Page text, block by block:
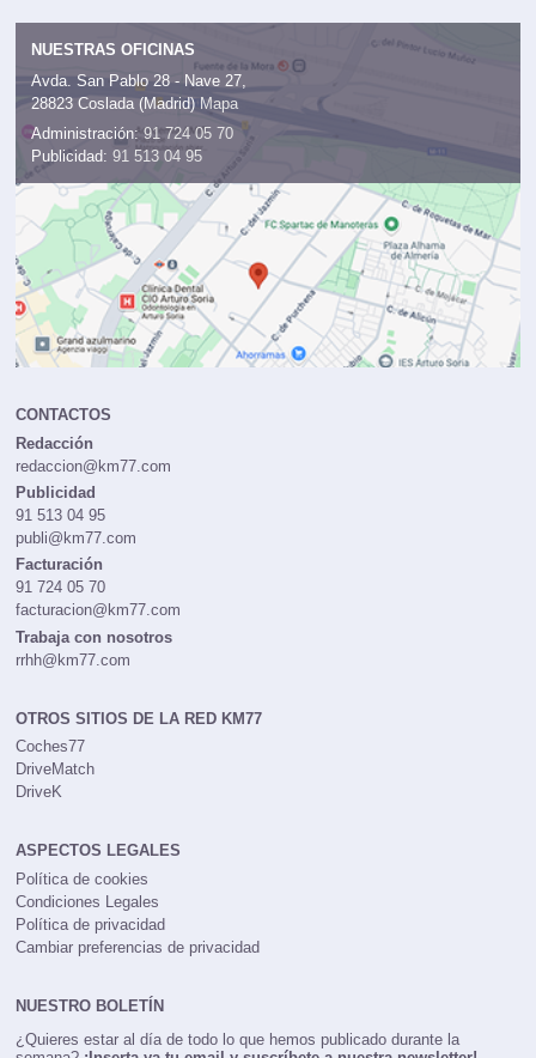
NUESTRAS OFICINAS
Avda. San Pablo 28 - Nave 27,
28823 Coslada (Madrid) Mapa
Administración: 91 724 05 70
Publicidad: 91 513 04 95
CONTACTOS
Redacción
redaccion@km77.com
Publicidad
91 513 04 95
publi@km77.com
Facturación
91 724 05 70
facturacion@km77.com
Trabaja con nosotros
rrhh@km77.com
OTROS SITIOS DE LA RED KM77
Coches77
DriveMatch
DriveK
ASPECTOS LEGALES
Política de cookies
Condiciones Legales
Política de privacidad
Cambiar preferencias de privacidad
NUESTRO BOLETÍN
¿Quieres estar al día de todo lo que hemos publicado durante la